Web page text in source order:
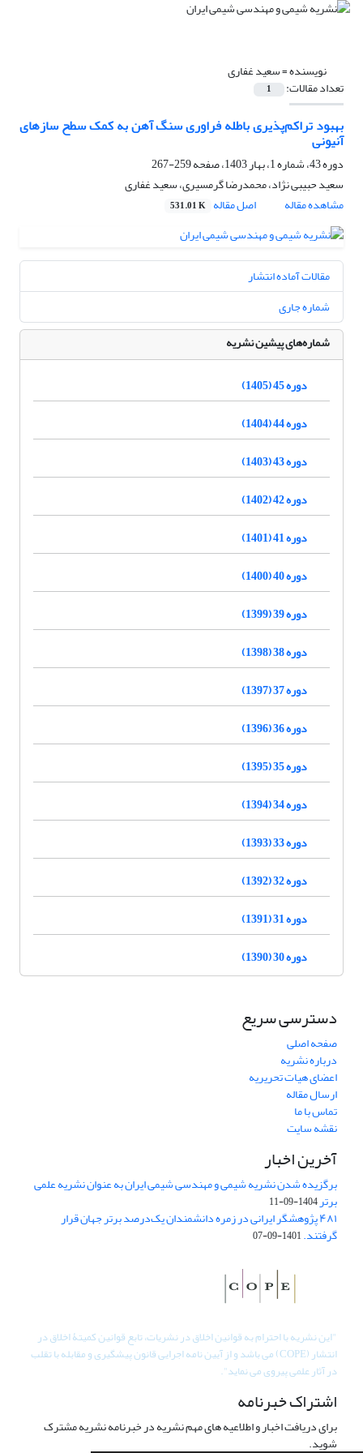
نویسنده =سعید غفاری
تعداد مقالات: 1
بهبود تراکم‌پذیری باطله فراوری سنگ آهن به کمک سطح سازهای
آنیونی
دوره 43، شماره 1، بهار 1403، صفحه
259-267
سعید حبیبی نژاد، محمدرضا گرمسیری، سعید غفاری
مشاهده مقاله
اصل مقاله 531.01 K
مقالات آماده انتشار
شماره جاری
شماره‌های پیشین نشریه
دوره 45 (1405)
دوره 44 (1404)
دوره 43 (1403)
دوره 42 (1402)
دوره 41 (1401)
دوره 40 (1400)
دوره 39 (1399)
دوره 38 (1398)
دوره 37 (1397)
دوره 36 (1396)
دوره 35 (1395)
دوره 34 (1394)
دوره 33 (1393)
دوره 32 (1392)
دوره 31 (1391)
دوره 30 (1390)
دسترسی سریع
صفحه اصلی
درباره نشریه
اعضای هیات تحریریه
ارسال مقاله
تماس با ما
نقشه سایت
آخرین اخبار
برگزیده شدن نشریه شیمی و مهندسی شیمی ایران به عنوان نشریه علمی
برتر1404-09-11
۴۸۱ پژوهشگر ایرانی در زمره دانشمندان یک‌درصد برتر جهان قرار
گرفتند.1401-09-07
"این نشریه با احترام به قوانین اخلاق در نشریات، تابع قوانین کمیتۀ اخلاق در
انتشار (COPE) می باشد و از آیین نامه اجرایی قانون پیشگیری و مقابله با تقلب
در آثار علمی پیروی می نماید".
اشتراک خبرنامه
برای دریافت اخبار و اطلاعیه های مهم نشریه در خبرنامه نشریه مشترک
شوید.